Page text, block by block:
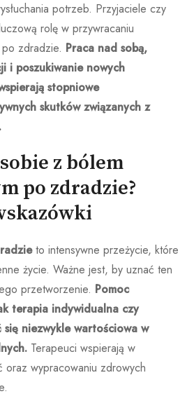
potrzeb. Przyjaciele czy
rolę w przywracaniu
zdradzie. Praca nad sobą,
i poszukiwanie nowych
stopniowe
skutków związanych z
z bólem
po zdradzie?
to intensywne przeżycie, które
życie. Ważne jest, by uznać ten
przetworzenie. Pomoc
terapia indywidualna czy
niezwykle wartościowa w
Terapeuci wspierają w
oraz wypracowaniu zdrowych